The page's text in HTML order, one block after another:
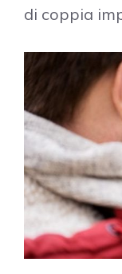
di coppia